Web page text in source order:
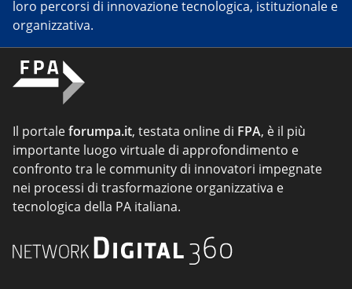
loro percorsi di innovazione tecnologica, istituzionale e
organizzativa.
Il portaleforumpa.it, testata online di FPA, è il più
importante luogo virtuale di approfondimento e
confronto tra le community di innovatori impegnate
nei processi di trasformazione organizzativa e
tecnologica della PA italiana.